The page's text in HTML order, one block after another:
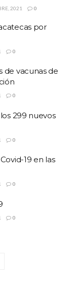
2021 0
por
0
de vacunas de
0
299 nuevos
0
19 en las
0
0